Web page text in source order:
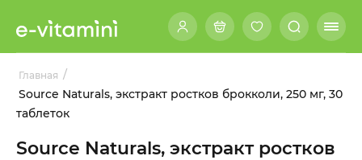
Главная /
Source Naturals, экстракт ростков брокколи, 250 мг, 30
таблеток
Source Naturals, экстракт ростков